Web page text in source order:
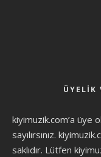
ÜYELIK
kiyimuzik.com’a üye
sayılırsınız.
saklıdır. Lütfen